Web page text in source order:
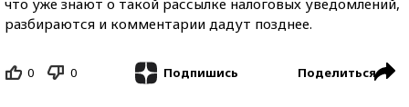
разбираются и комментарии дадут позднее.
0 0 Подпишись Поделиться